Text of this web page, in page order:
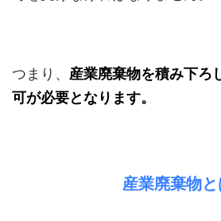
つまり、 産業廃棄物を積み下ろ
可が必要となります。
産業廃棄物